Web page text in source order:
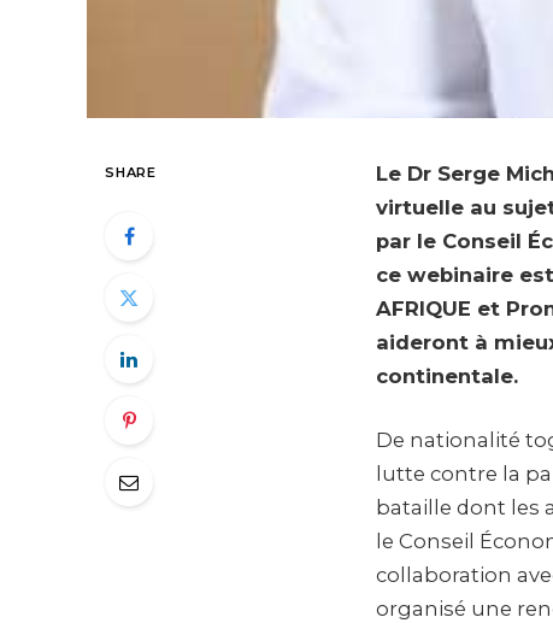
SHARE
Le Dr Serge
virtuelle au
par le Conseil
ce webinaire
AFRIQUE et
aideront à
continentale.
De nationalité
lutte contre la
bataille dont les
le Conseil
collaboration
organisé une